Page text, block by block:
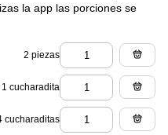
la app las porciones se
2 piezas
1 cucharadita
cucharaditas